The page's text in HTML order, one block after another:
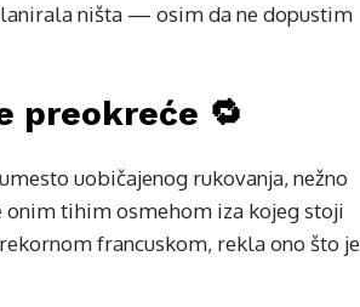
ništa — osim da ne dopustim
preokreće 🔁
uobičajenog rukovanja, nežno
onim tihim osmehom iza kojeg stoji
francuskom, rekla ono što je